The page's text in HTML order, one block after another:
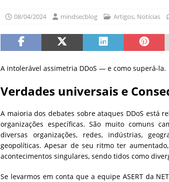
[ 06/08/2026 ]
[ 06/08/2026 ]
Sem
08/04/2024 mindsecblog Artigos, Notícias
A intolerável assimetria DDoS — e como superá-la.
Verdades universais e
A maioria dos debates sobre ataques DDoS está
organizações específicas. São muito comuns
diversas organizações, redes, indústrias,
geopolíticas. Apesar de seu ritmo ter
acontecimentos singulares, sendo tidos como
Se levarmos em conta que a equipe ASERT da